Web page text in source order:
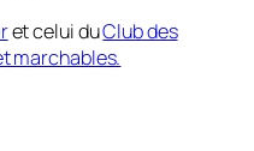
et celui duClub des
marchables.